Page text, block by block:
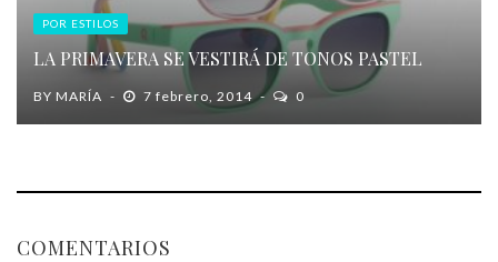
POR ESTILOS
LA PRIMAVERA SE VESTIRÁ DE TONOS PASTEL
BY MARÍA 7 febrero, 2014 0
COMENTARIOS